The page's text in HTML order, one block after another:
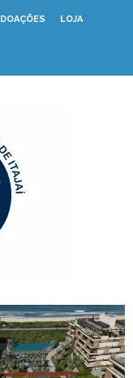
DOAÇÕES
LOJA